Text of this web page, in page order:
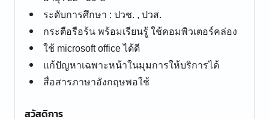
ระดับการศึกษา : ปวช. , ปวส.
กระตือรือร้น พร้อมเรียนรู้ ใช้คอมพิวเตอร์คล่อง
ใช้ microsoft office ได้ดี
แก้ปัญหาเฉพาะหน้าในมุมการให้บริการได้
สื่อสารภาษาอังกฤษพอใช้
สวัสดิการ